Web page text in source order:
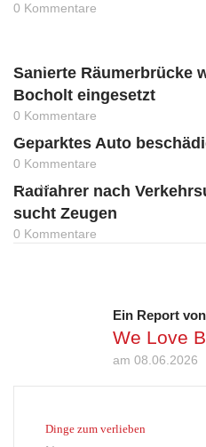
0 Kommentare
News
Sanierte Räumerbrücke
Bocholt eingesetzt
0 Kommentare
News
Geparktes Auto
0 Kommentare
News
Radfahrer nach
sucht Zeugen
0 Kommentare
Ein Report von
We Love
am 08.06.2026
Dinge zum verlieben